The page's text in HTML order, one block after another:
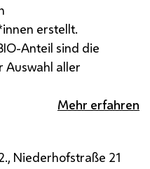
erstellt.
Anteil sind die
Auswahl aller
Mehr erfahren
Niederhofstraße 21